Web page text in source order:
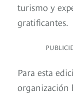
turismo y
gratificantes.
Para esta
organización